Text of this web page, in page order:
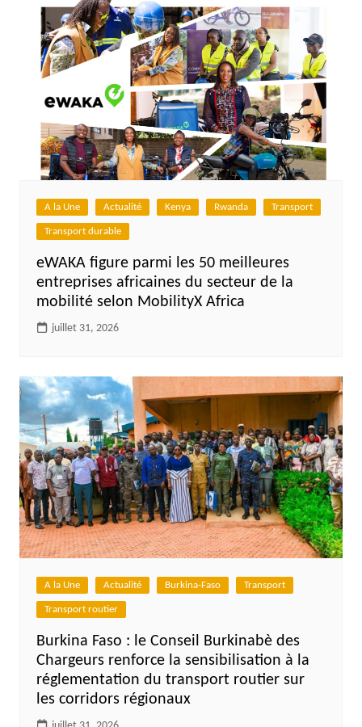
A la Une Actualité Kenya Rwanda Transport
Transport durable
eWAKA figure parmi les 50 meilleures
entreprises africaines du secteur de la
mobilité selon MobilityX Africa
juillet 31, 2026
A la Une Actualité Burkina-Faso Transport
Transport routier
Burkina Faso : le Conseil Burkinabè des
Chargeurs renforce la sensibilisation à la
réglementation du transport routier sur
les corridors régionaux